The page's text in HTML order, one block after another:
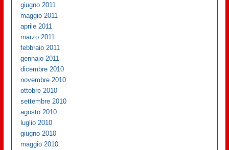
giugno 2011
maggio 2011
aprile 2011
marzo 2011
febbraio 2011
gennaio 2011
dicembre 2010
novembre 2010
ottobre 2010
settembre 2010
agosto 2010
luglio 2010
giugno 2010
maggio 2010